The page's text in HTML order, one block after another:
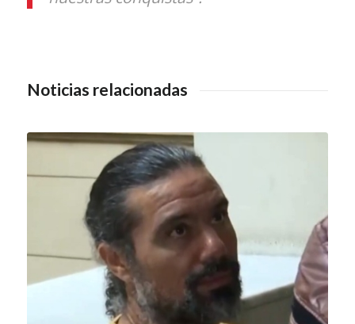
Noticias relacionadas